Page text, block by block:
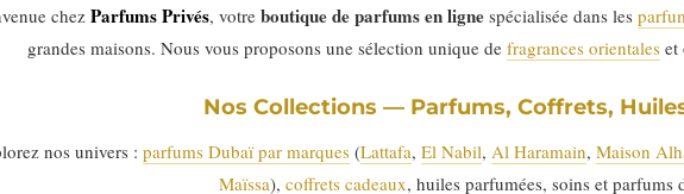
chezParfums Privés, votre boutique de parfums en lignespécialisée dans les
grandes maisons. Nous vous proposons une sélection unique de fragrances orientaleset
Nos Collections — Parfums, Coffrets,
nos univers : parfums Dubaï par marques (Lattafa, El Nabil, Al Haramain, Maison
Maïssa), coffrets cadeaux, huiles parfumées, soins et parfums